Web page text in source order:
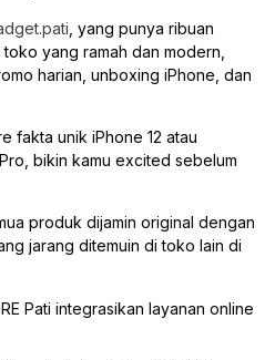
, yang punya ribuan
yang ramah dan modern,
harian, unboxing iPhone, dan
fakta unik iPhone 12 atau
bikin kamu excited sebelum
produk dijamin original dengan
jarang ditemuin di toko lain di
Pati integrasikan layanan online